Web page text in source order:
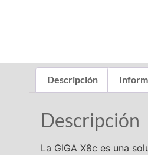
Descripción
Descripción
La GIGA X8c es una